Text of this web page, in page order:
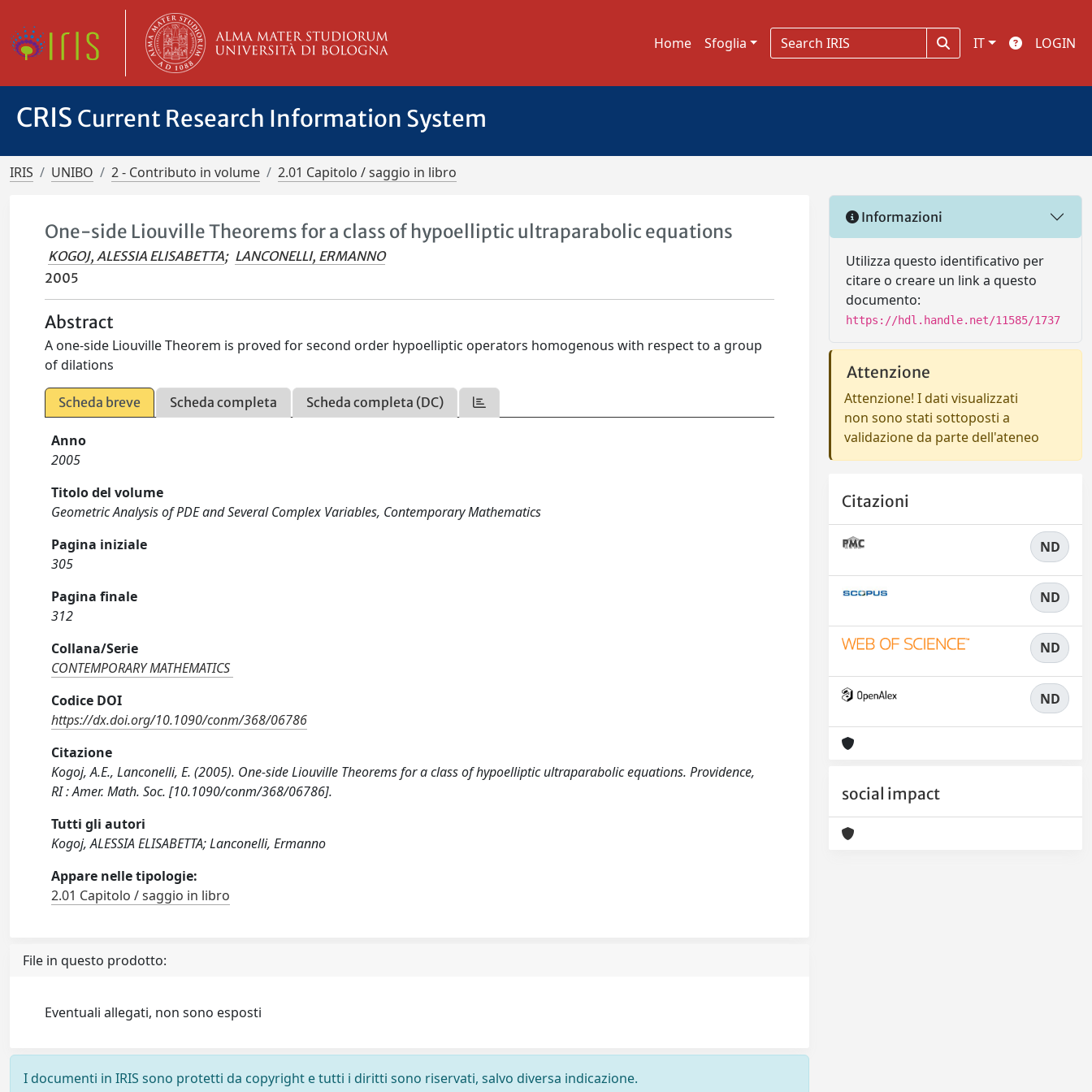
Home Sfoglia IT LOGIN
CRIS Current Research Information System
IRIS UNIBO 2 - Contributo in volume 2.01 Capitolo / saggio in libro
One-side Liouville Theorems for a class of hypoelliptic ultraparabolic equations
KOGOJ, ALESSIA ELISABETTA; LANCONELLI, ERMANNO
2005
Abstract
A one-side Liouville Theorem is proved for second order hypoelliptic operators homogenous with respect to a group
of dilations
Scheda breve Scheda completa Scheda completa (DC)
Anno
2005
Titolo del volume
Geometric Analysis of PDE and Several Complex Variables, Contemporary Mathematics
Pagina iniziale
305
Pagina finale
312
Collana/Serie
CONTEMPORARY MATHEMATICS
Codice DOI
https://dx.doi.org/10.1090/conm/368/06786
Citazione
Kogoj, A.E., Lanconelli, E. (2005). One-side Liouville Theorems for a class of hypoelliptic ultraparabolic equations. Providence,
RI : Amer. Math. Soc. [10.1090/conm/368/06786].
Tutti gli autori
Kogoj, ALESSIA ELISABETTA; Lanconelli, Ermanno
Appare nelle tipologie:
2.01 Capitolo / saggio in libro
File in questo prodotto:
Eventuali allegati, non sono esposti
I documenti in IRIS sono protetti da copyright e tutti i diritti sono riservati, salvo diversa indicazione.
Informazioni
Utilizza questo identificativo per
citare o creare un link a questo
documento:
https://hdl.handle.net/11585/1737
Attenzione
Attenzione! I dati visualizzati
non sono stati sottoposti a
validazione da parte dell'ateneo
Citazioni
ND
ND
ND
ND
social impact